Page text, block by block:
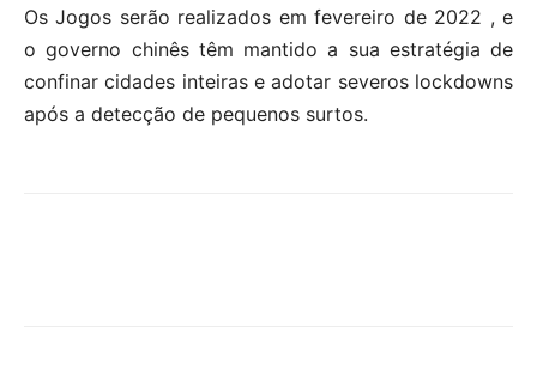
Os Jogos serão realizados em fevereiro de 2022 , e
o governo chinês têm mantido a sua estratégia de
confinar cidades inteiras e adotar severos lockdowns
após a detecção de pequenos surtos.